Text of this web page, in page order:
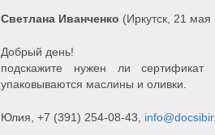
Светлана Иванченко (Иркутск, 21 мая
Добрый день!
подскажите нужен ли
упаковываются маслины и оливки.
Юлия , +7 (391) 254-08-43,